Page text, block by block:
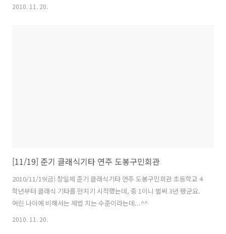
2010. 11. 20.
[11/19] 준기 클래식기타 연주 도봉구민회관
2010/11/19(금) 창일제 준기 클래식기타 연주 도봉구민회관 초등학교 4
학년부터 클래식 기타를 만지기 시작했는데, 중 1이니 벌써 3년 됐군요.
어린 나이에 비해서는 제법 치는 수준이라는데...^^
2010. 11. 20.